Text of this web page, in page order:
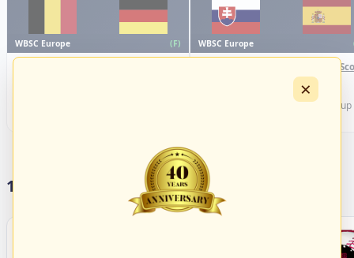
WBSC Europe (F) WBSC Europe
Box-
Slovakia vs. Spain
U-23 Baseball European
Championship B Pool 2026 - Group
17 Vereine im S/HBV
×